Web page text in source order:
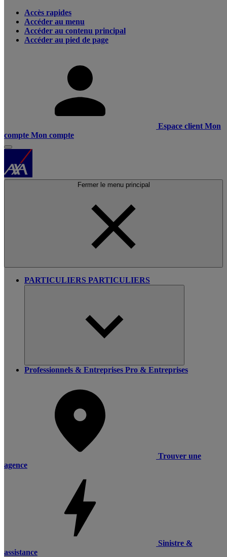
Accès rapides
Accéder au menu
Accéder au contenu principal
Accéder au pied de page
Espace client Mon
compte Mon compte
Fermer le menu principal
PARTICULIERS PARTICULIERS
Professionnels & Entreprises Pro & Entreprises
Trouver une
agence
Sinistre &
assistance